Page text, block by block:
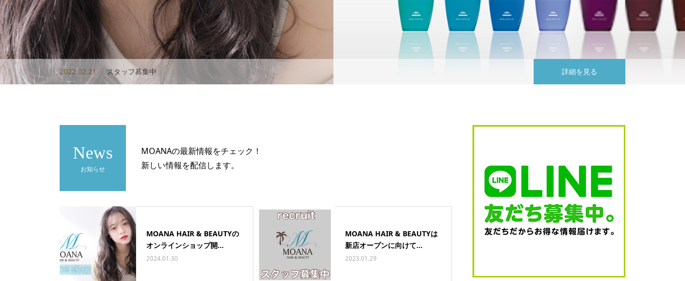
2022.02.21 スタッフ募集中 詳細を見る
News
お知らせ
MOANAの最新情報をチェック！
新しい情報を配信します。
MOANA HAIR & BEAUTYの
オンラインショップ開...
2024.01.30
MOANA HAIR & BEAUTYは
新店オープンに向けて...
2023.01.29